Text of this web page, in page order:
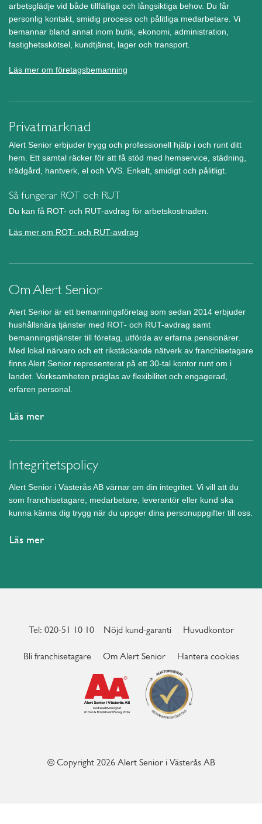
arbetsglädje vid både tillfälliga och långsiktiga behov. Du får
personlig kontakt, smidig process och pålitliga medarbetare. Vi
bemannar bland annat inom butik, ekonomi, administration,
fastighetsskötsel, kundtjänst, lager och transport.
Läs mer om företagsbemanning
Privatmarknad
Alert Senior erbjuder trygg och professionell hjälp i och runt ditt
hem. Ett samtal räcker för att få stöd med hemservice, städning,
trädgård, hantverk, el och VVS. Enkelt, smidigt och pålitligt.
Så fungerar ROT och RUT
Du kan få ROT- och RUT-avdrag för arbetskostnaden.
Läs mer om ROT- och RUT-avdrag
Om Alert Senior
Alert Senior är ett bemanningsföretag som sedan 2014 erbjuder
hushållsnära tjänster med ROT- och RUT-avdrag samt
bemanningstjänster till företag, utförda av erfarna pensionärer.
Med lokal närvaro och ett rikstäckande nätverk av franchisetagare
finns Alert Senior representerat på ett 30-tal kontor runt om i
landet. Verksamheten präglas av flexibilitet och engagerad,
erfaren personal.
Läs mer
Integritetspolicy
Alert Senior i Västerås AB värnar om din integritet. Vi vill att du
som franchisetagare, medarbetare, leverantör eller kund ska
kunna känna dig trygg när du uppger dina personuppgifter till oss.
Läs mer
Tel: 020-51 10 10 Nöjd kund-garanti Huvudkontor
Bli franchisetagare Om Alert Senior Hantera cookies
© Copyright 2026 Alert Senior i Västerås AB